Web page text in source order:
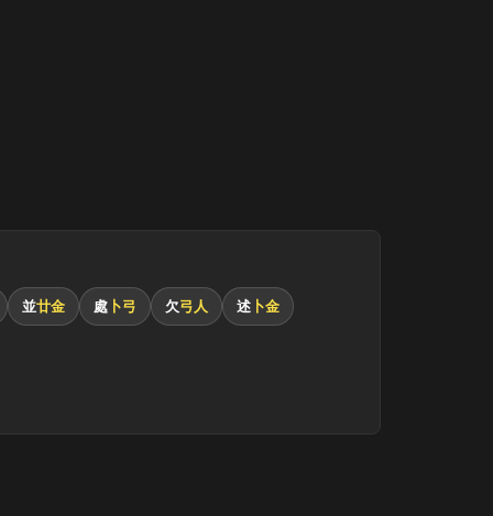
並廿金 處 卜弓 欠弓人 述 卜金